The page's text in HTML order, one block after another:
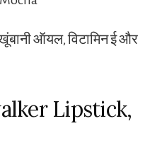
ऑयल, विटामिन ई और
Lipstick,